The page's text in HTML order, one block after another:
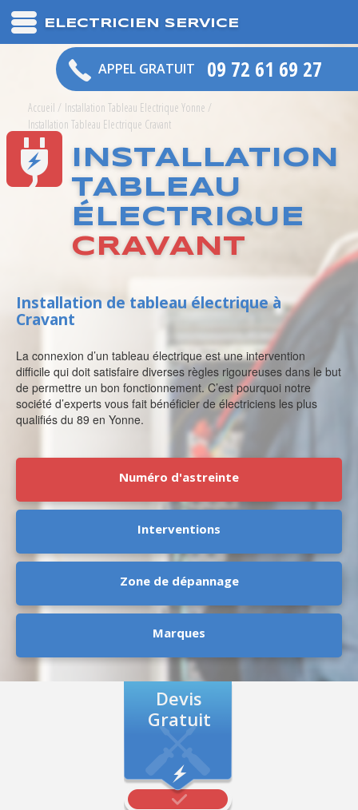
ELECTRICIEN SERVICE
APPEL GRATUIT 09 72 61 69 27
Accueil / Installation Tableau Electrique Yonne /
Installation Tableau Electrique Cravant
INSTALLATION
TABLEAU
ÉLECTRIQUE
CRAVANT
Installation de tableau électrique à
Cravant
La connexion d’un tableau électrique est une intervention
difficile qui doit satisfaire diverses règles rigoureuses dans le but
de permettre un bon fonctionnement. C’est pourquoi notre
société d’experts vous fait bénéficier de électriciens les plus
qualifiés du 89 en Yonne.
Numéro d'astreinte
Interventions
Zone de dépannage
Marques
Devis
Gratuit